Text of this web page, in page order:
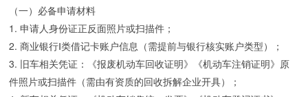
（一）必备申请材料
1. 申请人身份证正反面照片或扫描件；
2. 商业银行Ⅰ类借记卡账户信息（需提前与银行核实账户类型）；
3. 旧车相关凭证：《报废机动车回收证明》《机动车注销证明》原
件照片或扫描件（需由有资质的回收拆解企业开具）；